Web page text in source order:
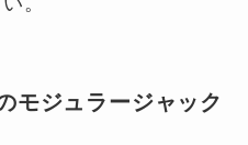
モジュラージャック